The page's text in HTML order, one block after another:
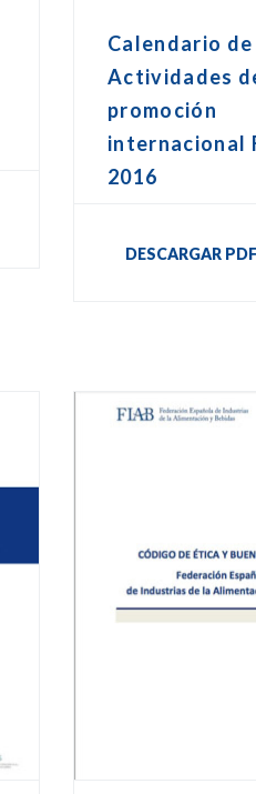
Calendario de
Actividades
promoción
internacional
2016
DESCARGAR PDF